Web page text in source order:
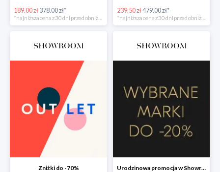
189.00 zł378.00 zł* 239.50 zł479.00 zł*
Zniżki do -70% Urodzinowa promocja w Showroom do -20%